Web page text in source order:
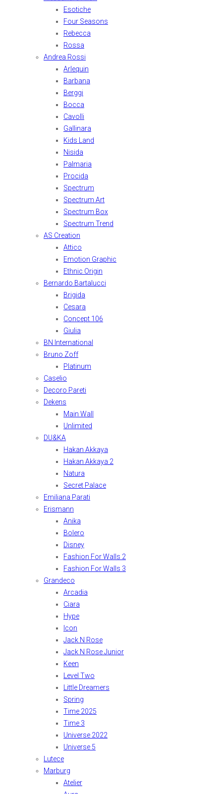
Esotiche
Four Seasons
Rebecca
Rossa
Andrea Rossi
Arlequin
Barbana
Berggi
Bocca
Cavolli
Gallinara
Kids Land
Nisida
Palmaria
Procida
Spectrum
Spectrum Art
Spectrum Box
Spectrum Trend
AS Creation
Attico
Emotion Graphic
Ethnic Origin
Bernardo Bartalucci
Brigida
Cesara
Concept 106
Giulia
BN International
Bruno Zoff
Platinum
Caselio
Decoro Pareti
Dekens
Main Wall
Unlimited
DU&KA
Hakan Akkaya
Hakan Akkaya 2
Natura
Secret Palace
Emiliana Parati
Erismann
Anika
Bolero
Disney
Fashion For Walls 2
Fashion For Walls 3
Grandeco
Arcadia
Ciara
Hype
Icon
Jack N Rose
Jack N Rose Junior
Keen
Level Two
Little Dreamers
Spring
Time 2025
Time 3
Universe 2022
Universe 5
Lutece
Marburg
Atelier